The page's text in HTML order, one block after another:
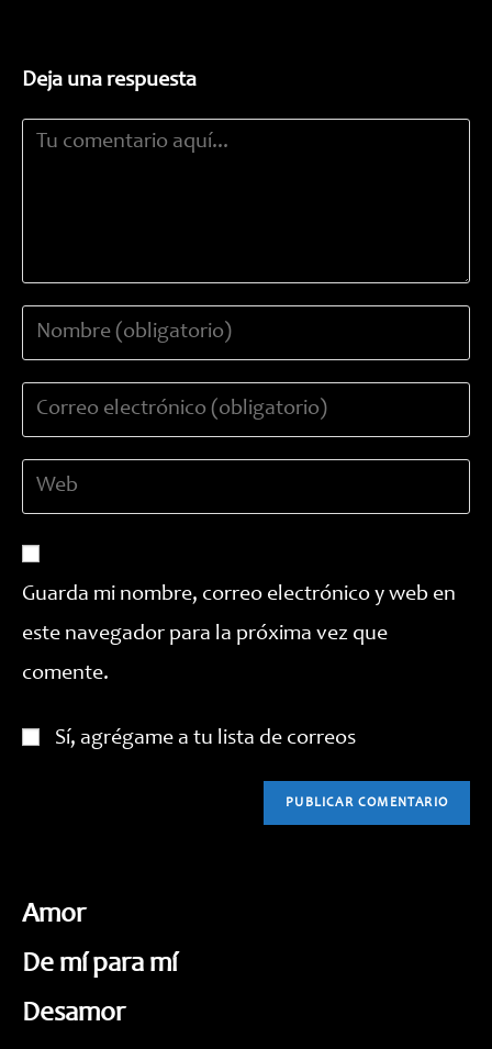
Deja una respuesta
Comentario
usuario
para
de
para
comentar
(opcional)
Guarda mi nombre, correo electrónico y web en
este navegador para la próxima vez que
comente.
Sí, agrégame a tu lista de correos
Amor
De mí para mí
Desamor